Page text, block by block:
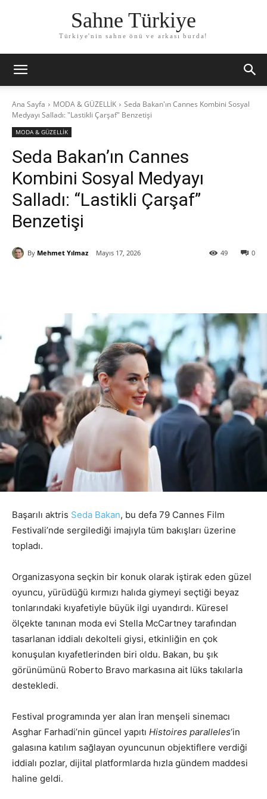
Sahne Türkiye
Türkiye'nin sahne önü ve arkası burda!
Ana Sayfa MODA & GÜZELLİK
Seda Bakan'ın Cannes Kombini Sosyal
Medyayı Salladı: "Lastikli Çarşaf" Benzetişi
MODA & GÜZELLİK
Seda Bakan’ın Cannes
Kombini Sosyal Medyayı
Salladı: “Lastikli Çarşaf”
Benzetişi
By Mehmet Yılmaz Mayıs 17, 2026 0
49
Başarılı aktris Seda Bakan, bu defa 79 Cannes Film
Festivali’nde sergilediği imajıyla tüm bakışları üzerine
topladı.
Organizasyona seçkin bir konuk olarak iştirak eden güzel
oyuncu, yürüdüğü kırmızı halıda giymeyi seçtiği beyaz
tonlarındaki kıyafetiyle büyük ilgi uyandırdı. Küresel
ölçekte tanınan moda evi Stella McCartney tarafından
tasarlanan iddialı dekolteli giysi, etkinliğin en çok
konuşulan kıyafetlerinden biri oldu. Bakan, bu şık
görünümünü Roberto Bravo markasına ait lüks takılarla
destekledi.
Festival programında yer alan İran menşeli sinemacı
Asghar Farhadi’nin güncel yapıtı Histoires paralleles‘in
galasına katılım sağlayan oyuncunun objektiflere verdiği
iddialı pozlar, dijital platformlarda hızla gündem maddesi
haline geldi.